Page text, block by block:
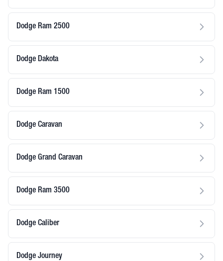
Dodge Ram 2500
Dodge Dakota
Dodge Ram 1500
Dodge Caravan
Dodge Grand Caravan
Dodge Ram 3500
Dodge Caliber
Dodge Journey